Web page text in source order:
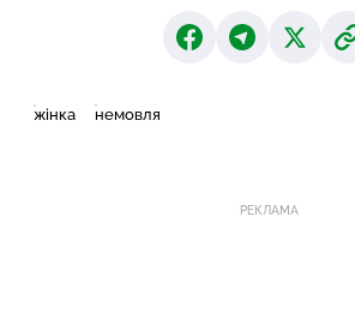
жінка немовля
РЕКЛАМА